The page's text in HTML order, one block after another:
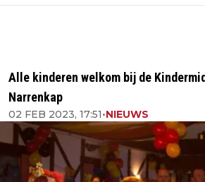
Alle kinderen welkom bij de
Narrenkap
02 FEB 2023, 17:51•NIEUWS